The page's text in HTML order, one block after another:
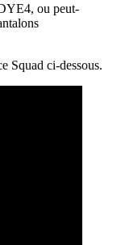
ou peut-
Squad ci-dessous.